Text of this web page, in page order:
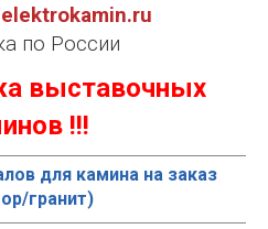
по России
выставочных
!!!
для камина на заказ
гранит)